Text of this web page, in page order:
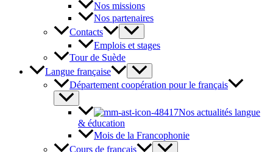
Nos missions
Nos partenaires
Contacts
Emplois et stages
Tour de Suède
Langue française
Département coopération pour le français
Nos actualités langue
& éducation
Mois de la Francophonie
Cours de français